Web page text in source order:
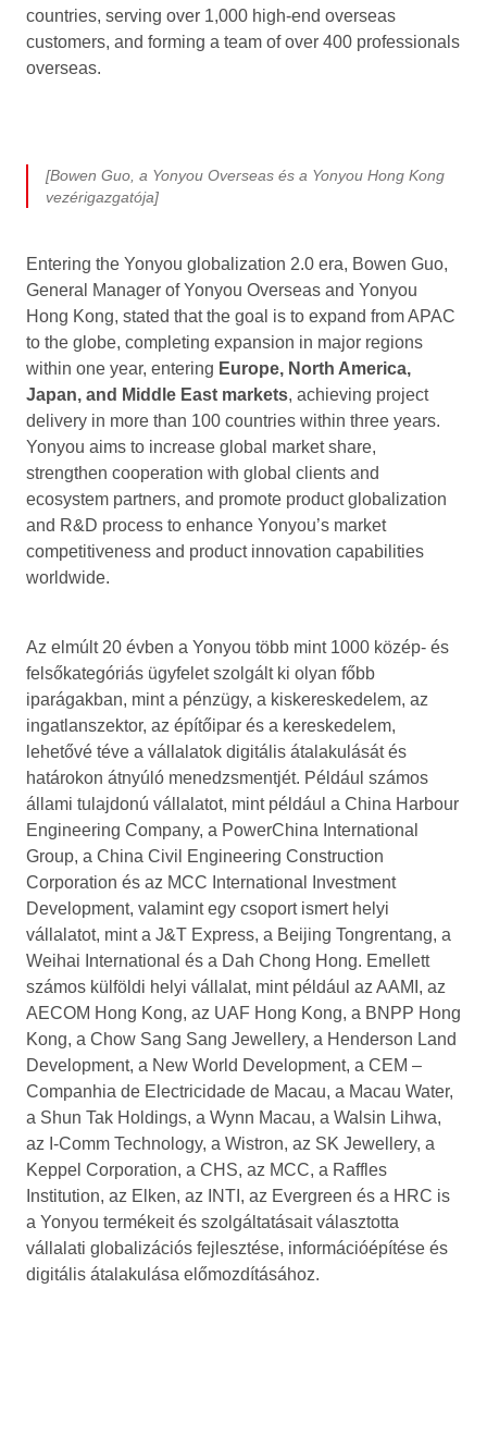
countries, serving over 1,000 high-end overseas
customers, and forming a team of over 400 professionals
overseas.
[Bowen Guo, a Yonyou Overseas és a Yonyou Hong Kong
vezérigazgatója]
Entering the Yonyou globalization 2.0 era, Bowen Guo,
General Manager of Yonyou Overseas and Yonyou
Hong Kong, stated that the goal is to expand from APAC
to the globe, completing expansion in major regions
within one year, entering Europe, North America,
Japan, and Middle East markets, achieving project
delivery in more than 100 countries within three years.
Yonyou aims to increase global market share,
strengthen cooperation with global clients and
ecosystem partners, and promote product globalization
and R&D process to enhance Yonyou’s market
competitiveness and product innovation capabilities
worldwide.
Az elmúlt 20 évben a Yonyou több mint 1000 közép- és
felsőkategóriás ügyfelet szolgált ki olyan főbb
iparágakban, mint a pénzügy, a kiskereskedelem, az
ingatlanszektor, az építőipar és a kereskedelem,
lehetővé téve a vállalatok digitális átalakulását és
határokon átnyúló menedzsmentjét. Például számos
állami tulajdonú vállalatot, mint például a China Harbour
Engineering Company, a PowerChina International
Group, a China Civil Engineering Construction
Corporation és az MCC International Investment
Development, valamint egy csoport ismert helyi
vállalatot, mint a J&T Express, a Beijing Tongrentang, a
Weihai International és a Dah Chong Hong. Emellett
számos külföldi helyi vállalat, mint például az AAMI, az
AECOM Hong Kong, az UAF Hong Kong, a BNPP Hong
Kong, a Chow Sang Sang Jewellery, a Henderson Land
Development, a New World Development, a CEM –
Companhia de Electricidade de Macau, a Macau Water,
a Shun Tak Holdings, a Wynn Macau, a Walsin Lihwa,
az I-Comm Technology, a Wistron, az SK Jewellery, a
Keppel Corporation, a CHS, az MCC, a Raffles
Institution, az Elken, az INTI, az Evergreen és a HRC is
a Yonyou termékeit és szolgáltatásait választotta
vállalati globalizációs fejlesztése, információépítése és
digitális átalakulása előmozdításához.